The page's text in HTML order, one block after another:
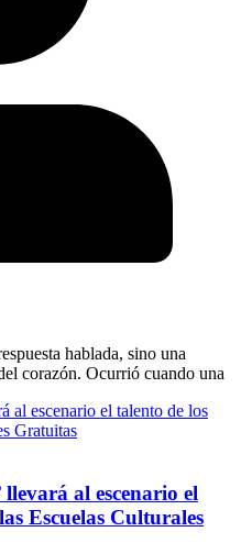
hablada, sino una
corazón. Ocurrió cuando una
al escenario el
Escuelas Culturales